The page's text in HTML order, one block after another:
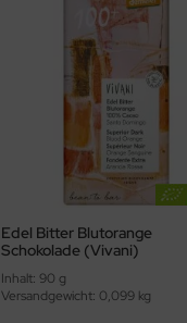
Edel Bitter Blutorange
Schokolade (Vivani)
Inhalt: 90 g
Versandgewicht: 0,099 kg